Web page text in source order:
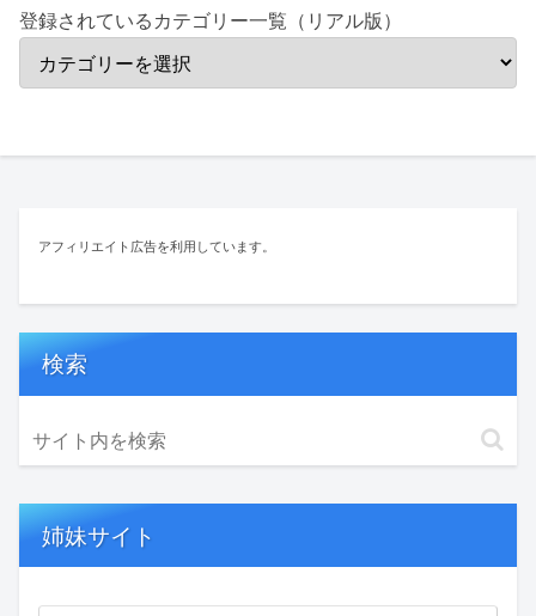
登録されているカテゴリー一覧（リアル版）
アフィリエイト広告を利用しています。
検索
姉妹サイト